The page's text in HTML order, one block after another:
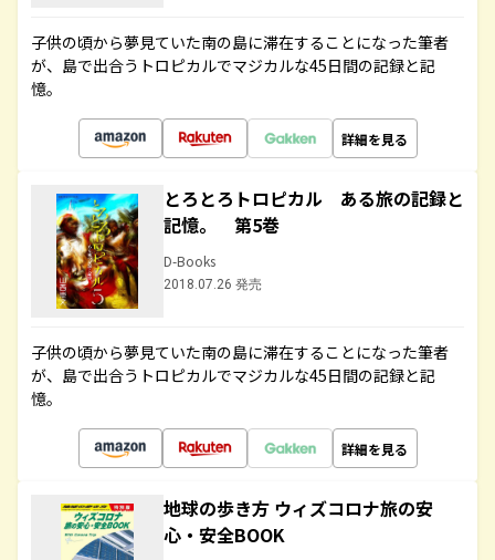
子供の頃から夢見ていた南の島に滞在することになった筆者
が、島で出合うトロピカルでマジカルな45日間の記録と記
憶。
詳細を見る
とろとろトロピカル ある旅の記録と
記憶。 第5巻
D-Books
2018.07.26 発売
子供の頃から夢見ていた南の島に滞在することになった筆者
が、島で出合うトロピカルでマジカルな45日間の記録と記
憶。
詳細を見る
地球の歩き方 ウィズコロナ旅の安
心・安全BOOK